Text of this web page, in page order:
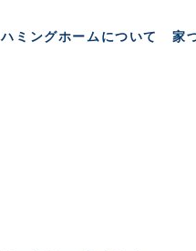
ハミングホームについて 家